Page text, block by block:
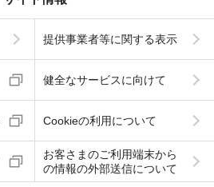
提供事業者等に関する表示
健全なサービスに向けて
Cookieの利用について
お客さまのご利用端末から
の情報の外部送信について